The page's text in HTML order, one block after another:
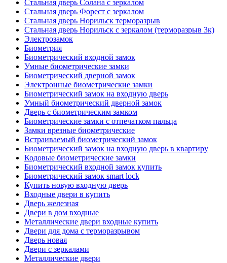
Стальная дверь Солана с зеркалом
Стальная дверь Форест с зеркалом
Стальная дверь Норильск терморазрыв
Стальная дверь Норильск с зеркалом (терморазрыв 3к)
Электрозамок
Биометрия
Биометрический входной замок
Умные биометрические замки
Биометрический дверной замок
Электронные биометрические замки
Биометрический замок на входную дверь
Умный биометрический дверной замок
Дверь с биометрическим замком
Биометрические замки с отпечатком пальца
Замки врезные биометрические
Встраиваемый биометрический замок
Биометрический замок на входную дверь в квартиру
Кодовые биометрические замки
Биометрический входной замок купить
Биометрический замок smart lock
Купить новую входную дверь
Входные двери в купить
Дверь железная
Двери в дом входные
Металлические двери входные купить
Двери для дома с терморазрывом
Дверь новая
Двери с зеркалами
Металлические двери